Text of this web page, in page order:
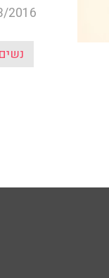
2016
נשים